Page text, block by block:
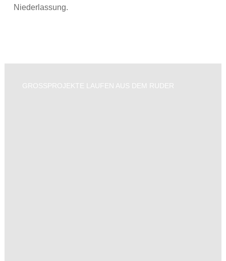
Niederlassung.
GROSSPROJEKTE LAUFEN AUS DEM RUDER